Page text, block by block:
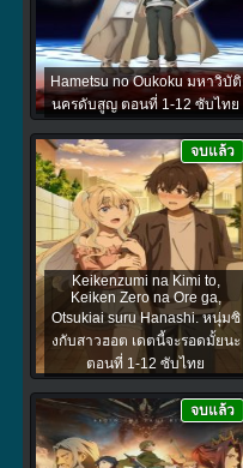
Hametsu no Oukoku มหาวิบัติ
นครดับสูญ ตอนที่ 1-12 ซับไทย
Keikenzumi na Kimi to,
Keiken Zero na Ore ga,
Otsukiai suru Hanashi. หนุ่มซิ
งกับสาวฮอต เดตนี้จะรอดมั้ยนะ
ตอนที่ 1-12 ซับไทย
จบแล้ว
จบแล้ว